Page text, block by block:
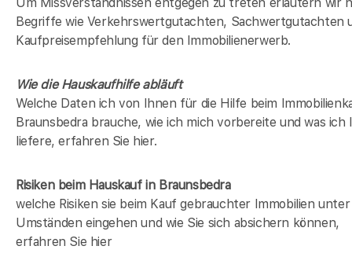
Um Missverständnissen entgegen zu treten erläutern wir
Begriffe wie Verkehrswertgutachten, Sachwertgutachten
Kaufpreisempfehlung für den Immobilienerwerb.
Wie die Hauskaufhilfe abläuft
Welche Daten ich von Ihnen für die Hilfe beim
Braunsbedra brauche, wie ich mich vorbereite und was ich
liefere, erfahren Sie hier.
Risiken beim Hauskaufin Braunsbedra
welche Risiken sie beim Kauf gebrauchter Immobilien unter
Umständen eingehen und wie Sie sich absichern können,
erfahren Sie hier